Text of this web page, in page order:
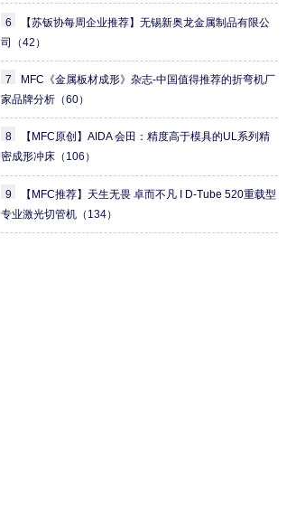
6
【苏钣协每周企业推荐】无锡新奥龙金属制品有限公
司
（42）
7
MFC《金属板材成形》杂志-中国值得推荐的折弯机厂
家品牌分析 （60）
8
【MFC原创】AIDA 会田：精度高于模具的UL系列精
密成形冲床 （106）
9
【MFC推荐】天生无畏 卓而不凡 I D-Tube 520重载型
专业激光切管机 （134）